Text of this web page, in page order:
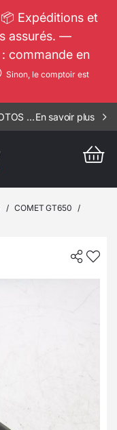
Expéditions et
assurés. —
commande en
Sinon, le comptoir est
IMPORTANTES PROMOS SUR LES MOTOS COMPLETES !!! CONSULTEZ NOS ANNONCES ----- SCOOT - RIV - 1812En savoir plus
/ COMET GT650
/